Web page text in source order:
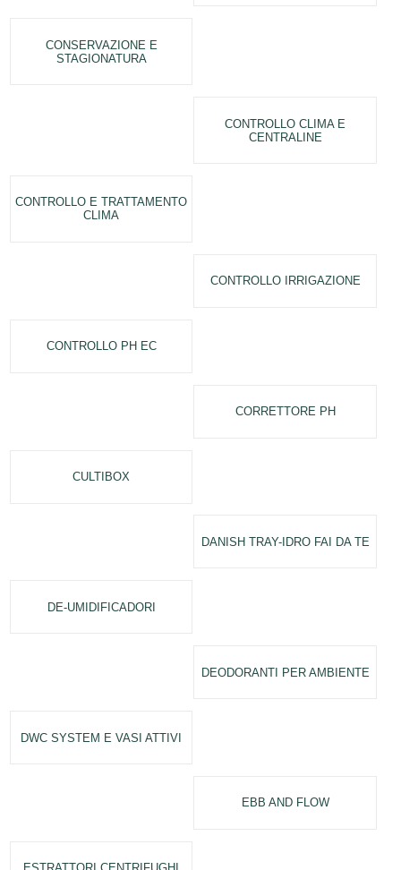
CONSERVAZIONE E
STAGIONATURA
CONTROLLO CLIMA E
CENTRALINE
CONTROLLO E TRATTAMENTO
CLIMA
CONTROLLO IRRIGAZIONE
CONTROLLO PH EC
CORRETTORE PH
CULTIBOX
DANISH TRAY-IDRO FAI DA TE
DE-UMIDIFICADORI
DEODORANTI PER AMBIENTE
DWC SYSTEM E VASI ATTIVI
EBB AND FLOW